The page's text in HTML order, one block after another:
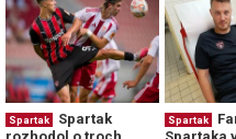
Spartak
Spartak
Spartak